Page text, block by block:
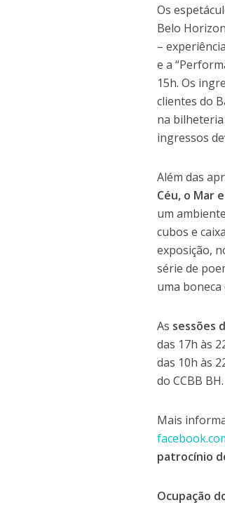
Os
Belo
–
e a
15h. Os
clientes do
na
ingressos
Além das
Céu, o Mar
um
cubos e
exposição,
série de
uma
As sessões
das 17h às
das 10h às
do CCBB BH.
Mais
patrocínio
Ocupação